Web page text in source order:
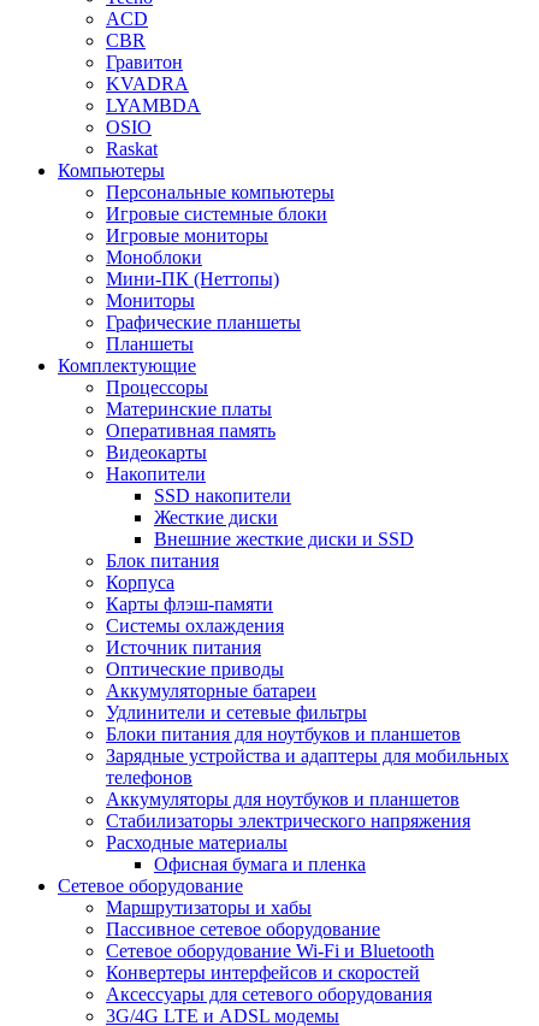
ACD
CBR
Гравитон
KVADRA
LYAMBDA
OSIO
Raskat
Компьютеры
Персональные компьютеры
Игровые системные блоки
Игровые мониторы
Моноблоки
Мини-ПК (Неттопы)
Мониторы
Графические планшеты
Планшеты
Комплектующие
Процессоры
Материнские платы
Оперативная память
Видеокарты
Накопители
SSD накопители
Жесткие диски
Внешние жесткие диски и SSD
Блок питания
Корпуса
Карты флэш-памяти
Системы охлаждения
Источник питания
Оптические приводы
Аккумуляторные батареи
Удлинители и сетевые фильтры
Блоки питания для ноутбуков и планшетов
Зарядные устройства и адаптеры для мобильных
телефонов
Аккумуляторы для ноутбуков и планшетов
Стабилизаторы электрического напряжения
Расходные материалы
Офисная бумага и пленка
Сетевое оборудование
Маршрутизаторы и хабы
Пассивное сетевое оборудование
Сетевое оборудование Wi-Fi и Bluetooth
Конвертеры интерфейсов и скоростей
Аксессуары для сетевого оборудования
3G/4G LTE и ADSL модемы